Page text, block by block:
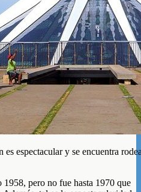
espectacular y se encuentra
1958, pero no fue hasta 1970 que